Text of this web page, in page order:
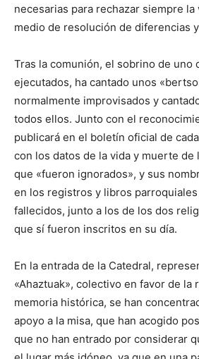
necesarias para rechazar siempre la
medio de resolución de diferencias
Tras la comunión, el sobrino de uno
ejecutados, ha cantado unos
normalmente improvisados y
todos ellos. Junto con el
publicará en el boletín oficial de
con los datos de la vida y muerte de
que «fueron ignorados», y sus
en los registros y libros
fallecidos, junto a los de los dos
que sí fueron inscritos en su día.
En la entrada de la Catedral,
«Ahaztuak», colectivo en favor de la
memoria histórica, se han
apoyo a la misa, que han acogido
que no han entrado por considerar